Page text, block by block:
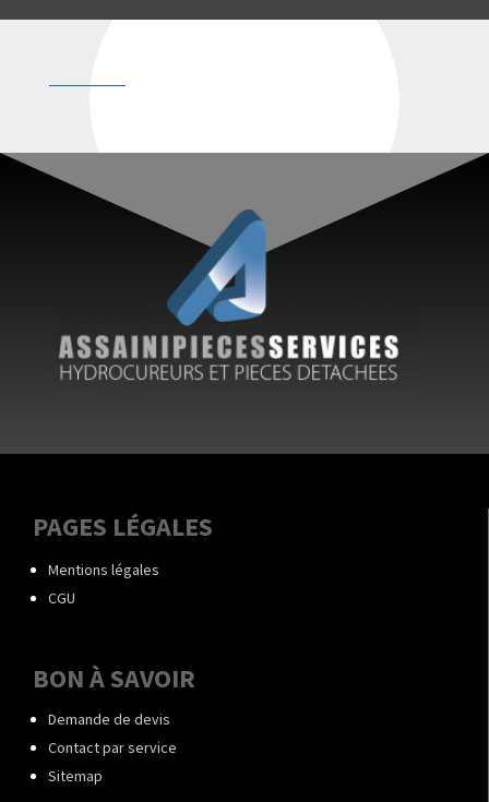
PAGES LÉGALES
Mentions légales
CGU
BON À SAVOIR
Demande de devis
Contact par service
Sitemap